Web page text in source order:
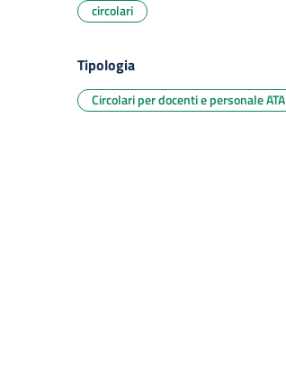
circolari
Tipologia
Circolari per docenti e personale ATA